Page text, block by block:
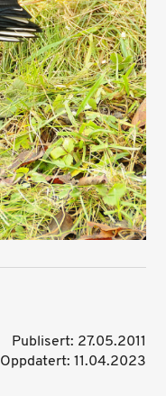
Publisert: 27.05.2011
Oppdatert: 11.04.2023